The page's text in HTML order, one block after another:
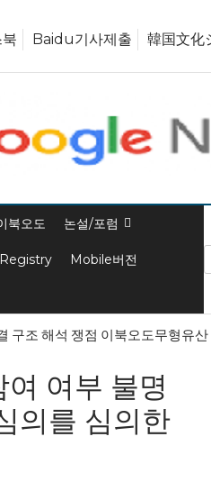
Baidu기사제출
韓国文化
북오도 논설/포럼
Mobile버전
구조 해석 쟁점 이북오도무형유
여 여부 불명
의를 심의한